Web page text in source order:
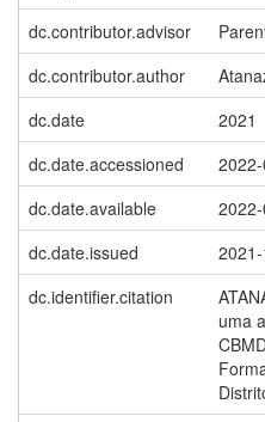
dc.contributor.advisor
dc.contributor.author
dc.date
2021
dc.date.accessioned
dc.date.available
dc.date.issued
dc.identifier.citation
uma